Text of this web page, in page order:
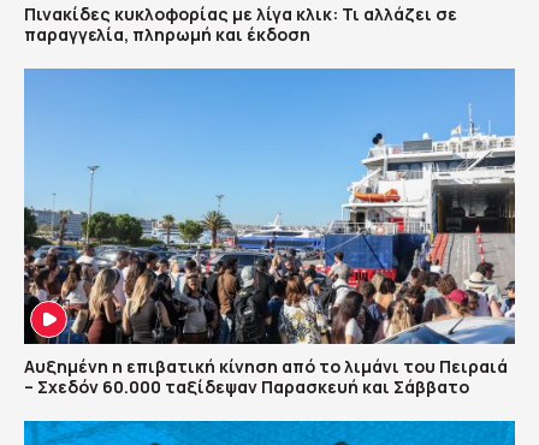
Πινακίδες κυκλοφορίας με λίγα κλικ: Τι αλλάζει σε
παραγγελία, πληρωμή και έκδοση
Αυξημένη η επιβατική κίνηση από το λιμάνι του Πειραιά
– Σχεδόν 60.000 ταξίδεψαν Παρασκευή και Σάββατο